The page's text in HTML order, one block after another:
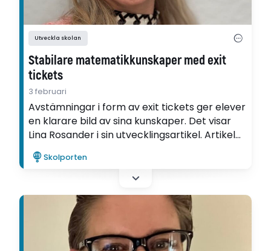
Utveckla skolan
Stabilare matematikkunskaper med exit
tickets
3 februari
Avstämningar i form av exit tickets ger elever
en klarare bild av sina kunskaper. Det visar
Lina Rosander i sin utvecklingsartikel. Artikeln
är skriven inom ramen för Ifous processtöd
om matematikundervisning.
Skolporten